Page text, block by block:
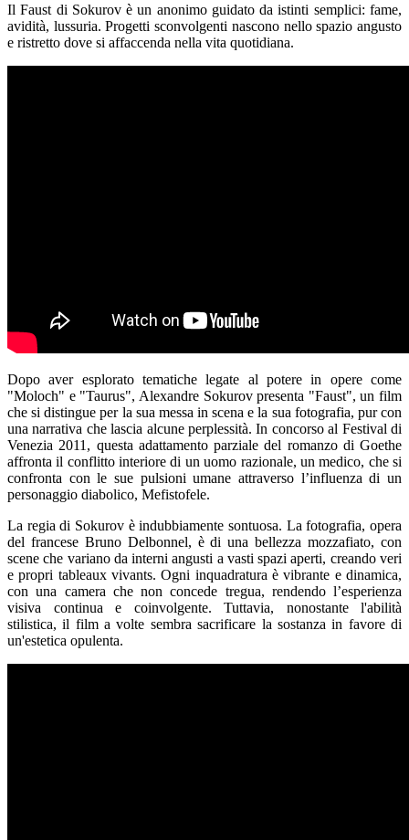
Il Faust di Sokurov è un anonimo guidato da istinti semplici: fame,
avidità, lussuria. Progetti sconvolgenti nascono nello spazio angusto
e ristretto dove si affaccenda nella vita quotidiana.
Dopo aver esplorato tematiche legate al potere in opere come
"Moloch" e "Taurus", Alexandre Sokurov presenta "Faust", un film
che si distingue per la sua messa in scena e la sua fotografia, pur con
una narrativa che lascia alcune perplessità. In concorso al Festival di
Venezia 2011, questa adattamento parziale del romanzo di Goethe
affronta il conflitto interiore di un uomo razionale, un medico, che si
confronta con le sue pulsioni umane attraverso l’influenza di un
personaggio diabolico, Mefistofele.
La regia di Sokurov è indubbiamente sontuosa. La fotografia, opera
del francese Bruno Delbonnel, è di una bellezza mozzafiato, con
scene che variano da interni angusti a vasti spazi aperti, creando veri
e propri tableaux vivants. Ogni inquadratura è vibrante e dinamica,
con una camera che non concede tregua, rendendo l’esperienza
visiva continua e coinvolgente. Tuttavia, nonostante l'abilità
stilistica, il film a volte sembra sacrificare la sostanza in favore di
un'estetica opulenta.